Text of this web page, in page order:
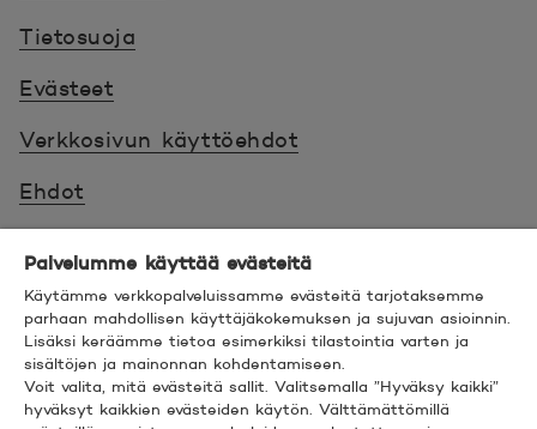
Tietosuoja
Evästeet
Verkkosivun käyttöehdot
Ehdot
Saavutettavuus
Hyödyllistä tietää
© 2026 POP Pankki,Hevosenkenkä 3, 02600
Palvelumme käyttää evästeitä
Käytämme verkkopalveluissamme evästeitä tarjotaksemme
parhaan mahdollisen käyttäjäkokemuksen ja sujuvan asioinnin.
Lisäksi keräämme tietoa esimerkiksi tilastointia varten ja
sisältöjen ja mainonnan kohdentamiseen.
Voit valita, mitä evästeitä sallit. Valitsemalla ”Hyväksy kaikki”
hyväksyt kaikkien evästeiden käytön. Välttämättömillä